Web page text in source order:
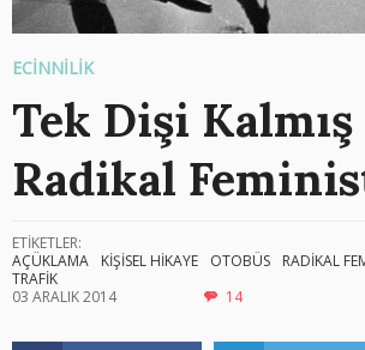
ECİNNİLİK
Tek Dişi Kalmış
Radikal
ETİKETLER:
AÇÜKLAMA
KİŞİSEL HİKAYE OTOBÜS
RADİKAL
TRAFİK
03 ARALIK 2014
14